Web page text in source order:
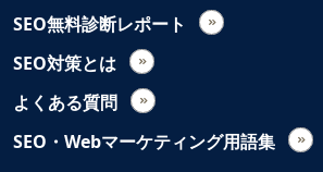
SEO無料診断レポート
SEO対策とは
よくある質問
SEO・Webマーケティング用語集